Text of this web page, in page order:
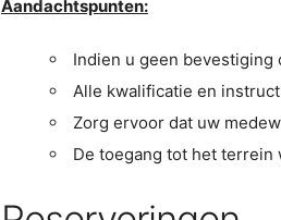
Aandachtspunten:
Indien u geen bevestiging
Alle kwalificatie en
Zorg ervoor dat uw
De toegang tot het